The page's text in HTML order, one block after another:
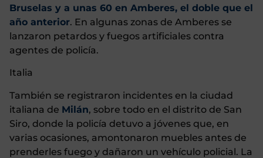
Bruselas y a unas 60 en Amberes, el doble que el
año anterior. En algunas zonas de Amberes se
lanzaron petardos y fuegos artificiales contra
agentes de policía.
Italia
También se registraron incidentes en la ciudad
italiana de Milán, sobre todo en el distrito de San
Siro, donde la policía detuvo a jóvenes que, en
varias ocasiones, amontonaron muebles antes de
prenderles fuego y dañaron un vehículo policial. La